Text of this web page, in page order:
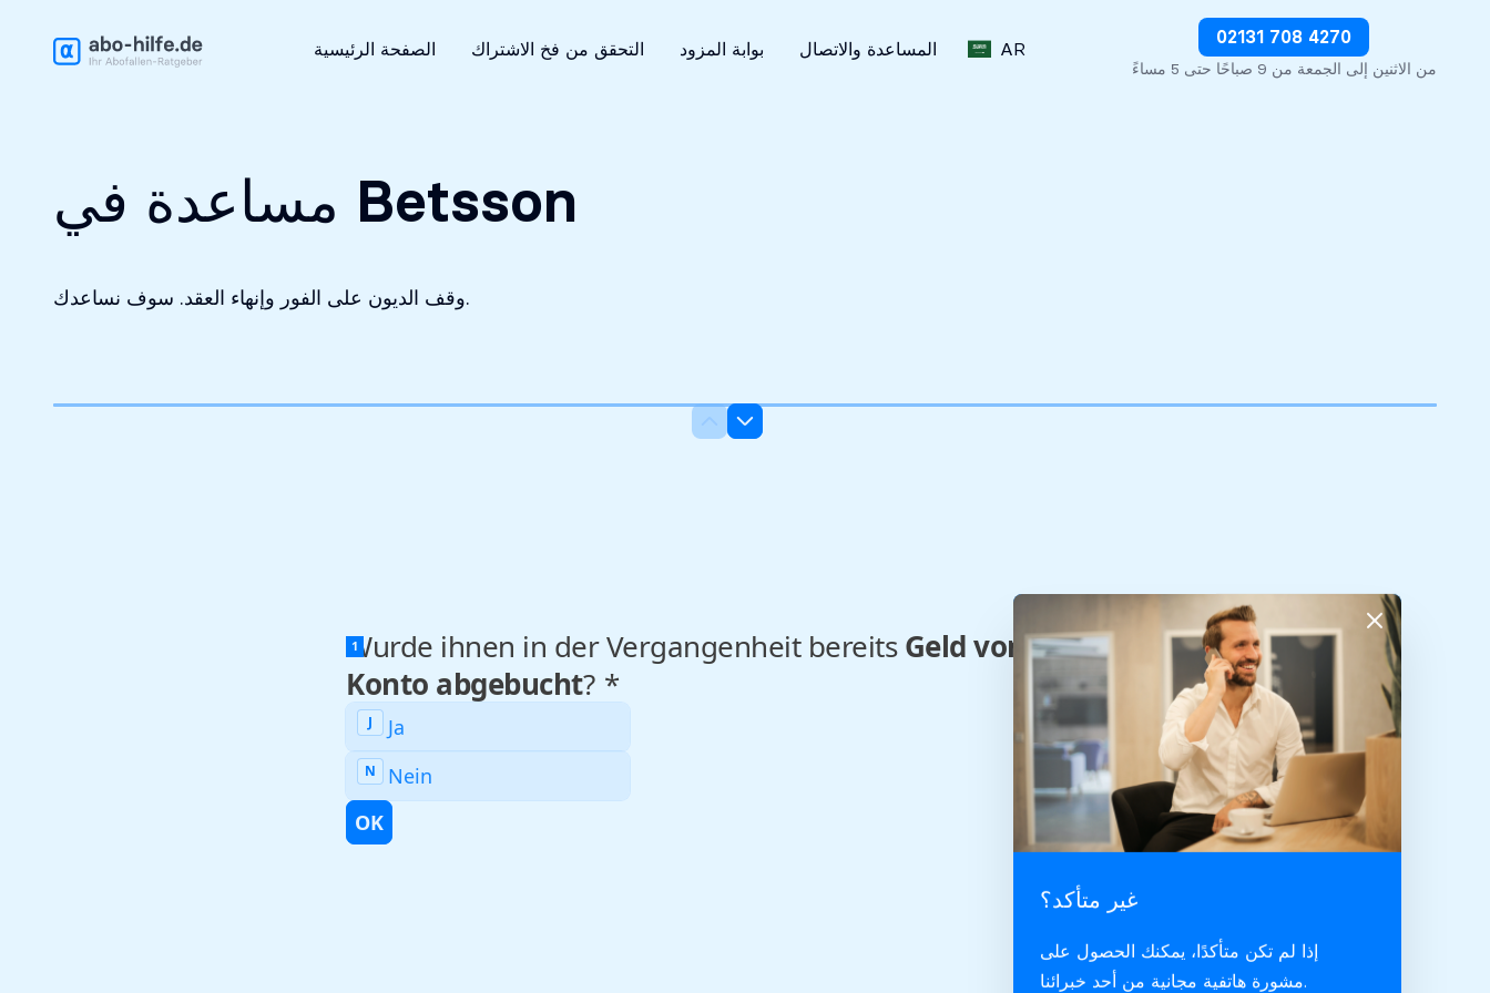
الصفحة الرئيسية التحقق من فخ الاشتراك بوابة المزود المساعدة والاتصال AR
02131 708 4270
من الاثنين إلى الجمعة من 9 صباحًا حتى 5 مساءً
وقف الديون على الفور
مساعدة في Betsson
وقف الديون على الفور وإنهاء العقد. سوف نساعدك.
غير متأكد؟
إذا لم تكن متأكدًا، يمكنك الحصول على
مشورة هاتفية مجانية من أحد خبرائنا.